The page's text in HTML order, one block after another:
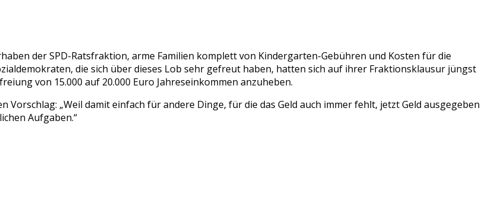
der SPD-Ratsfraktion, arme Familien komplett von Kindergarten-Gebühren und Kosten für die
die sich über dieses Lob sehr gefreut haben, hatten sich auf ihrer Fraktionsklausur jüngst
von 15.000 auf 20.000 Euro Jahreseinkommen anzuheben.
„Weil damit einfach für andere Dinge, für die das Geld auch immer fehlt, jetzt Geld ausgegeben
Aufgaben.“